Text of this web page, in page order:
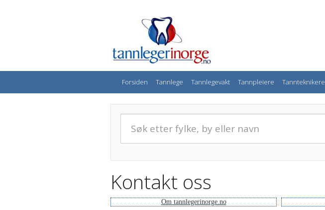
Forsiden Tannlege Tannlegevakt Tannpleiere Tannteknikere
Kontakt oss
Om tannlegerinorge.no